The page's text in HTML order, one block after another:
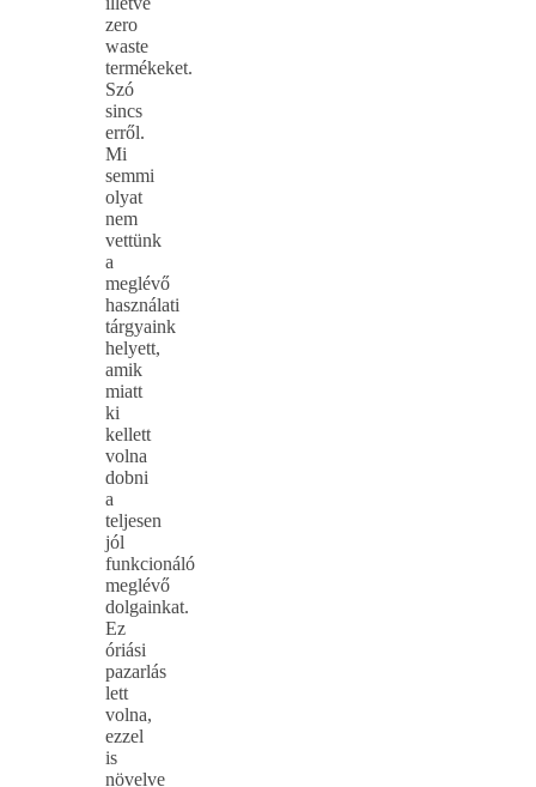
zero
waste
termékeket.
Szó
sincs
erről.
Mi
semmi
olyat
nem
vettünk
a
meglévő
használati
tárgyaink
helyett,
amik
miatt
ki
kellett
volna
dobni
a
teljesen
jól
funkcionáló
meglévő
dolgainkat.
Ez
óriási
pazarlás
lett
volna,
ezzel
is
növelve